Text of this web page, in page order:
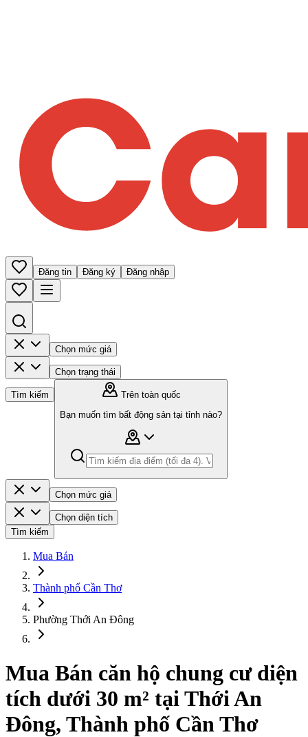
Đăng tin Đăng ký Đăng nhập
Chọn mức giá
Chọn trạng thái
Tìm kiếm
Trên toàn quốc
Bạn muốn tìm bất động sản tại tỉnh nào?
Chọn mức giá
Chọn diện tích
Tìm kiếm
Mua Bán
Thành phố Cần Thơ
Phường Thới An Đông
Mua Bán căn hộ chung cư diện
tích dưới 30 m² tại Thới An
Đông, Thành phố Cần Thơ